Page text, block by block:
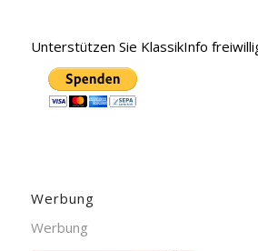
Unterstützen Sie KlassikInfo
Werbung
Werbung